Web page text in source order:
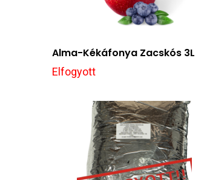
Alma-Kékáfonya Zacskós 3L
Elfogyott